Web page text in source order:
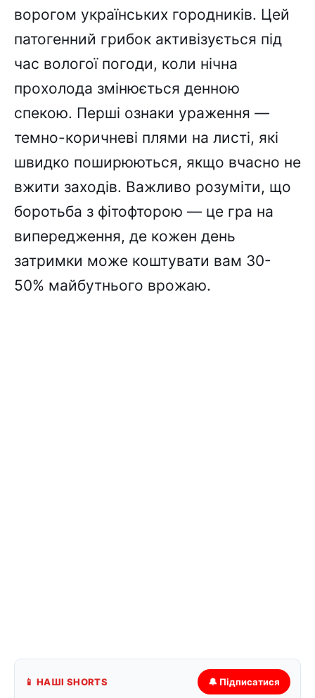
ворогом українських городників. Цей
патогенний грибок активізується під
час вологої погоди, коли нічна
прохолода змінюється денною
спекою. Перші ознаки ураження —
темно-коричневі плями на листі, які
швидко поширюються, якщо вчасно не
вжити заходів. Важливо розуміти, що
боротьба з фітофторою — це гра на
випередження, де кожен день
затримки може коштувати вам 30-
50% майбутнього врожаю.
📱 НАШІ SHORTS 🔔 Підписатися